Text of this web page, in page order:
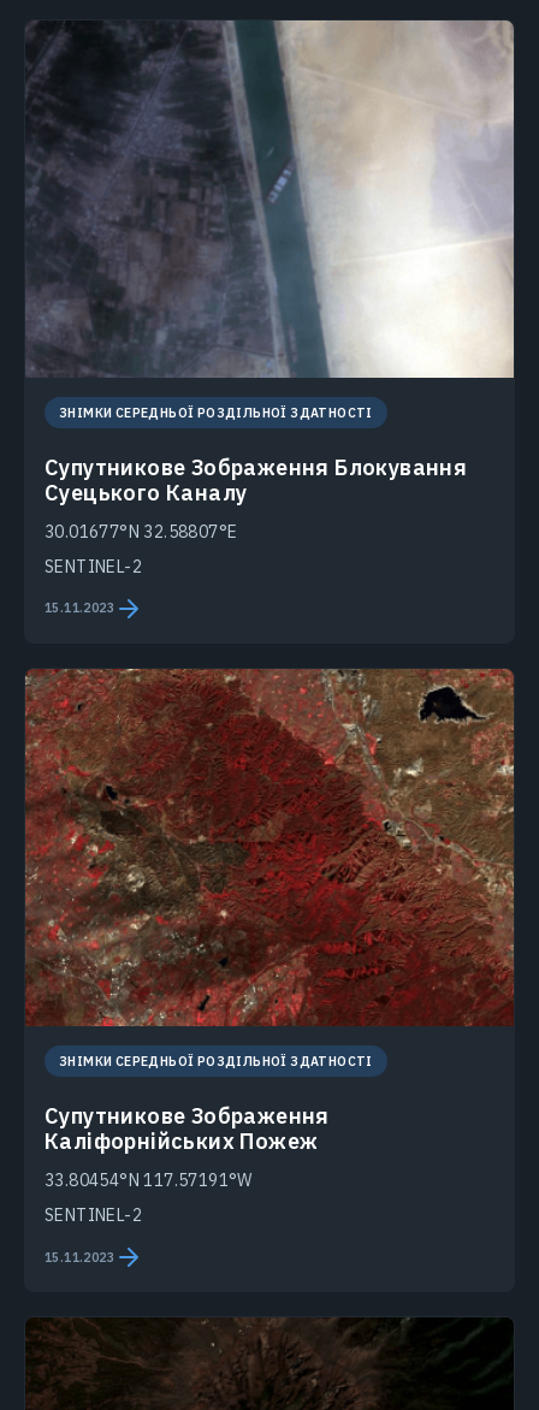
ЗНІМКИ СЕРЕДНЬОЇ РОЗДІЛЬНОЇ ЗДАТНОСТІ
Супутникове Зображення Блокування
Суецького Каналу
30.01677°N 32.58807°E
SENTINEL-2
15.11.2023
ЗНІМКИ СЕРЕДНЬОЇ РОЗДІЛЬНОЇ ЗДАТНОСТІ
Супутникове Зображення
Каліфорнійських Пожеж
33.80454°N 117.57191°W
SENTINEL-2
15.11.2023